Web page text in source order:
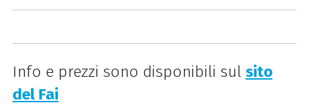
Info e prezzi sono disponibili sul sito
del Fai